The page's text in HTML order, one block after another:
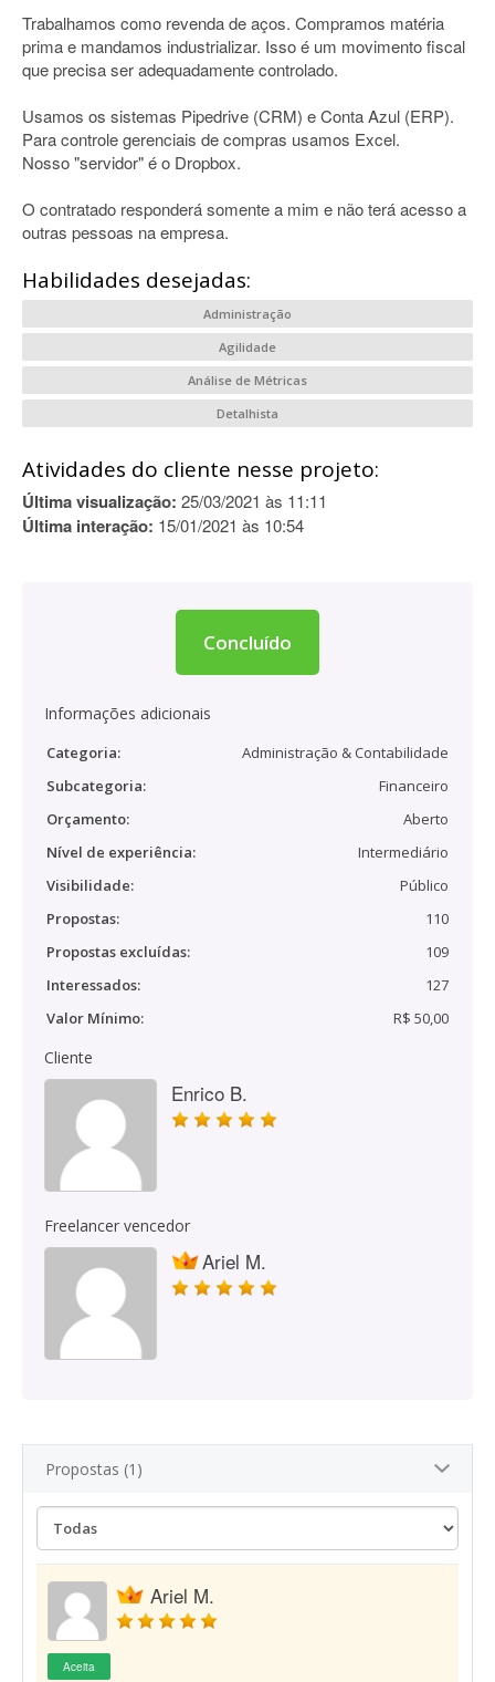
Trabalhamos como revenda de aços. Compramos matéria
prima e mandamos industrializar. Isso é um movimento fiscal
que precisa ser adequadamente controlado.
Usamos os sistemas Pipedrive (CRM) e Conta Azul (ERP).
Para controle gerenciais de compras usamos Excel.
Nosso "servidor" é o Dropbox.
O contratado responderá somente a mim e não terá acesso a
outras pessoas na empresa.
Habilidades desejadas:
Administração
Agilidade
Análise de Métricas
Detalhista
Atividades do cliente nesse projeto:
Última visualização: 25/03/2021 às 11:11
Última interação: 15/01/2021 às 10:54
Concluído
Informações adicionais
Categoria:
Administração & Contabilidade
Subcategoria:
Financeiro
Orçamento:
Aberto
Nível de experiência:
Intermediário
Visibilidade:
Público
Propostas:
110
Propostas excluídas:
109
Interessados:
127
Valor Mínimo:
R$ 50,00
Cliente
Enrico B.
Freelancer vencedor
Ariel M.
Propostas (1)
Ariel M.
Aceita